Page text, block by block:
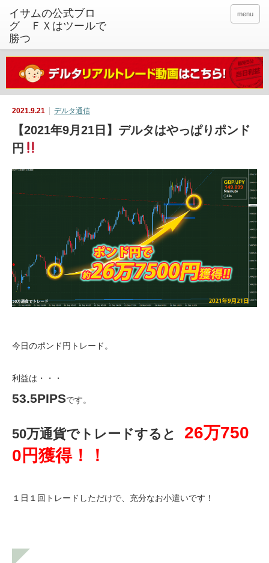
イサムの公式ブロ
グ ＦＸはツールで
勝つ
menu
2021.9.21 デルタ通信
【2021年9月21日】デルタはやっぱりポンド
円
今日のポンド円トレード。
利益は・・・
53.5PIPSです。
50万通貨でトレードすると
26万750
0円獲得！！
１日１回トレードしただけで、充分なお小遣いです！